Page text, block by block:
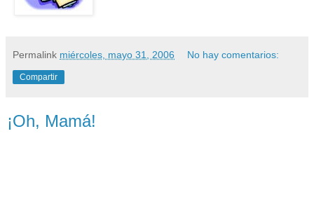
Permalink miércoles, mayo 31, 2006 No hay comentarios:
Compartir
¡Oh, Mamá!